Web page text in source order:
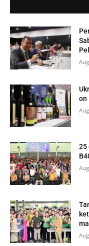
on
25